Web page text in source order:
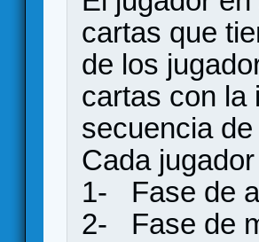
cartas que
de los
cartas con la
secuencia
Cada
1- Fase de
2- Fase de